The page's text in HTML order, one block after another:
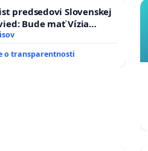
predsedovi Slovenskej
Bude mať Vízia
mravnú chrbticu?
o transparentnosti